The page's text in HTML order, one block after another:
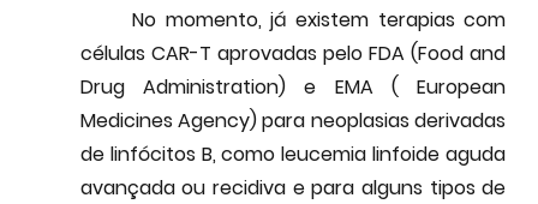
	No momento, já existem terapias com
células CAR-T aprovadas pelo FDA (Food and
Drug Administration) e EMA ( European
Medicines Agency) para neoplasias derivadas
de linfócitos B, como leucemia linfoide aguda
avançada ou recidiva e para alguns tipos de